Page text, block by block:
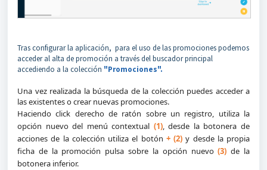
Tras configurar la aplicación, para el uso de las promociones podemos
acceder al alta de promoción a través del buscador principal
accediendo a la colección "Promociones".
Una vez realizada la búsqueda de la colección puedes acceder a
las existentes o crear nuevas promociones.
Haciendo click derecho de ratón sobre un registro, utiliza la
opción nuevo del menú contextual (1), desde la botonera de
acciones de la colección utiliza el botón +(2)y desde la propia
ficha de la promoción pulsa sobre la opción nuevo(3)de la
botonera inferior.